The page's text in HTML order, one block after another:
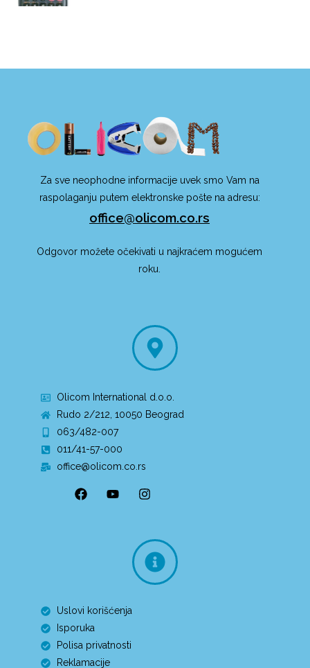
Za sve neophodne informacije uvek smo Vam na
raspolaganju putem elektronske pošte na adresu:
office@olicom.co.rs
Odgovor možete očekivati u najkraćem mogućem
roku.
Olicom International d.o.o.
Rudo 2/212, 10050 Beograd
063/482-007
011/41-57-000
office@olicom.co.rs
Uslovi korišćenja
Isporuka
Polisa privatnosti
Reklamacije